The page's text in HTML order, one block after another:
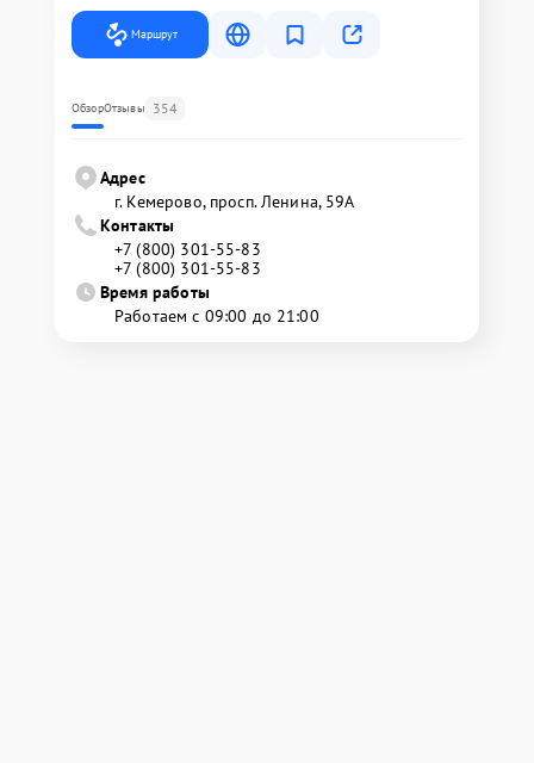
Маршрут
ОбзорОтзывы 354
Адрес
г. Кемерово, просп. Ленина, 59А
Контакты
+7 (800) 301-55-83
+7 (800) 301-55-83
Время работы
Работаем с 09:00 до 21:00